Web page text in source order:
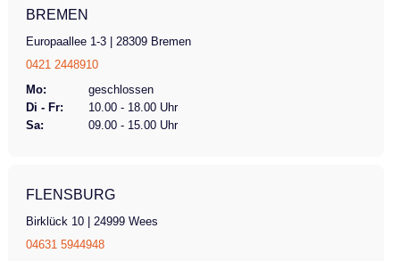
BREMEN
Europaallee 1-3 | 28309 Bremen
0421 2448910
Mo:
geschlossen
Di - Fr:
10.00 - 18.00 Uhr
Sa:
09.00 - 15.00 Uhr
FLENSBURG
Birklück 10 | 24999 Wees
04631 5944948